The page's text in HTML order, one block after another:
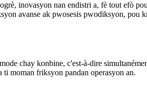
inovasyon nan endistri a, fè tout efò
avanse ak pwosesis pwodiksyon,
chay konbine, c'est-à-dire
moman friksyon pandan operasyon an.